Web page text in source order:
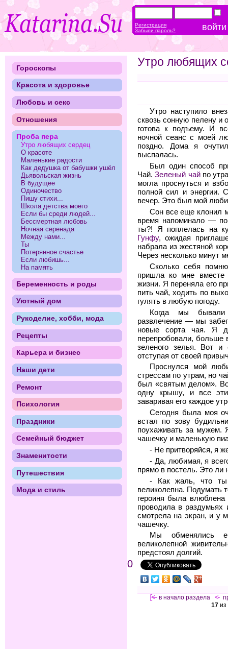
Утро любящих
Утро наступило
сквозь сонную пелену и
готова к подъему. И
ночной сеанс с моей
поздно. Дома я
выспалась.
Был один способ
Чай.Зеленый чайпо
могла проснуться и
полной сил и энергии.
вечер. Это был мой
Сон все еще клонил
время напоминало —
ты?! Я поплелась на
Гунфу, ожидая
набрала из жестяной
Через несколько минут
Сколько себя
пришла ко мне
жизни. Я переняла его
пить чай, ходить по
гулять в любую погоду.
Когда мы
развлечение — мы
новые сорта чая. Я
перепробовали, больше
зеленого зелья. Вот и
отступая от своей
Проснулся мой
стрессам по утрам, но
был «святым делом».
одну крышу, и все
заваривая его каждое
Сегодня была моя
встал по зову
поухаживать за мужем.
чашечку и маленькую
- Не притворяйся, я
- Да, любимая, я
прямо в постель. Это ли
- Как жаль, что
великолепна. Подумать
героиня была
проводила в
смотрела на экран, и у
чашечку.
Мы обменялись
великолепной
предстоял долгий.
0
[<— в начало раздела <-
17 из
Гороскопы
Красота и здоровье
Любовь и секс
Отношения
Проба пера
Утро любящих сердец
О красоте
Маленькие радости
Как дедушка от бабушки ушёл
Дьявольская жизнь
В будущее
Одиночество
Пишу стихи...
Школа детства моего
Если бы среди людей...
Бессмертная любовь
Ночная серенада
Между нами...
Ты
Потерянное счастье
Если любишь...
На память
Беременность и роды
Уютный дом
Рукоделие, хобби, мода
Рецепты
Карьера и бизнес
Наши дети
Ремонт
Психология
Праздники
Семейный бюджет
Знаменитости
Путешествия
Мода и стиль
Регистрация
Забыли пароль?